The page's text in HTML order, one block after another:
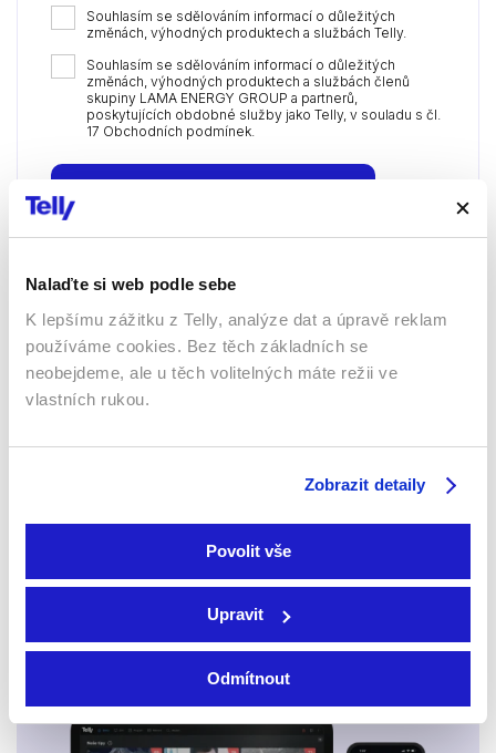
Nalaďte si web podle sebe
K lepšímu zážitku z Telly, analýze dat a úpravě reklam
používáme cookies. Bez těch základních se
neobejdeme, ale u těch volitelných máte režii ve
vlastních rukou.
Zobrazit detaily
Povolit vše
Upravit
Odmítnout
Souhlasím se sdělováním informací o důležitých
změnách, výhodných produktech a službách Telly.
Souhlasím se sdělováním informací o důležitých
změnách, výhodných produktech a službách členů
skupiny LAMA ENERGY GROUP a partnerů,
poskytujících obdobné služby jako Telly, v souladu s čl.
17 Obchodních podmínek.
Sledujte kdekoliv až na 6 zařízeních
Smart TV - Android, Google, Samsung, LG, VIDAA